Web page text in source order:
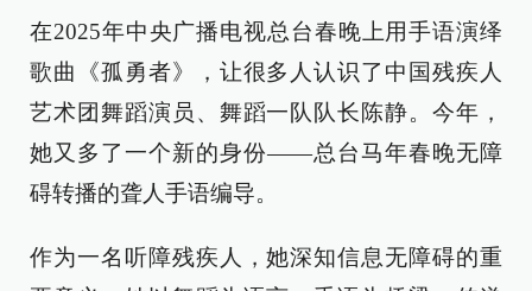
在2025年中央广播电视总台春晚上用手语演绎
歌曲《孤勇者》，让很多人认识了中国残疾人
艺术团舞蹈演员、舞蹈一队队长陈静。今年，
她又多了一个新的身份——总台马年春晚无障
碍转播的聋人手语编导。
作为一名听障残疾人，她深知信息无障碍的重